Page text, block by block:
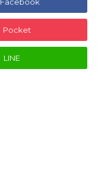
Pocket
LINE